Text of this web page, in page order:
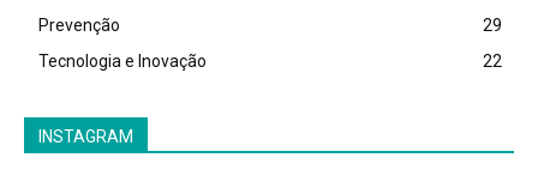
Prevenção
29
Tecnologia e Inovação
22
INSTAGRAM